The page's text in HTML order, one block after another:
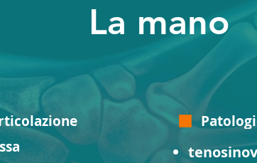
La mano